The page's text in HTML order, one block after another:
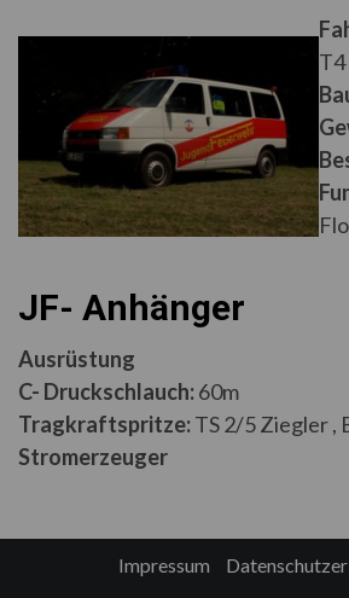
T4
JF- Anhänger
Ausrüstung
C- Druckschlauch:60m
Tragkraftspritze:TS 2/5 Ziegler ,
Stromerzeuger
Impressum